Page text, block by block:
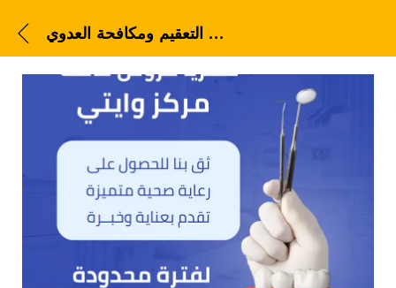
شركات التعقيم ومكافحة العدوي
شركات التعقيم ومكافحة العدوي